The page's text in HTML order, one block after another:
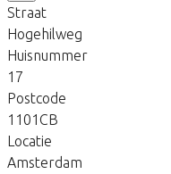
Straat
Hogehilweg
Huisnummer
17
Postcode
1101CB
Locatie
Amsterdam